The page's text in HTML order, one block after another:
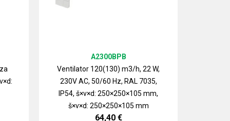
Ventilator 120(130) m3/h, 22 W,
230V AC, 50/60 Hz, RAL 7035,
IP54, š×v×d: 250×250×105 mm,
š×v×d: 250×250×105 mm
A2300BPB
64,40 €